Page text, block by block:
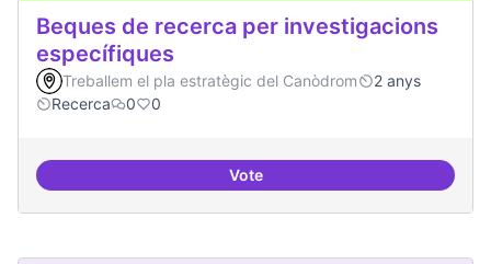
Beques de recerca per investigacions
específiques
Treballem el pla estratègic del Canòdrom
2 anys
Recerca
0 0
VoteBeques de recerca per